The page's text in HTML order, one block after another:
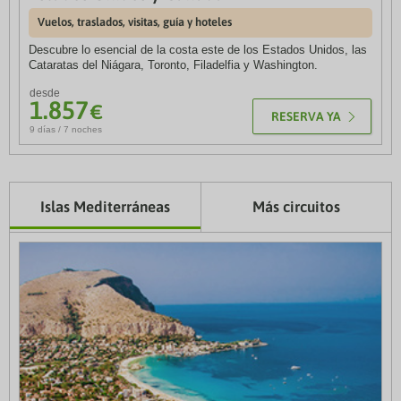
Vuelos, traslados, visitas, guía y hoteles
Descubre lo esencial de la costa este de los Estados Unidos, las
Cataratas del Niágara, Toronto, Filadelfia y Washington.
desde
1.857€
9 días / 7 noches
RESERVA YA
6 días / 5 noches
Rincones del sur de Francia
Vuelos, traslados, visitas, guía y hoteles
2.025
Islas Mediterráneas Más circuitos